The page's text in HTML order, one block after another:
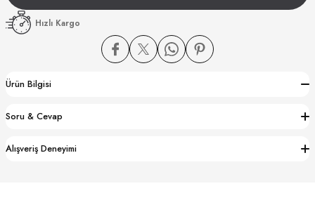
Hızlı Kargo
Ürün Bilgisi
Soru & Cevap
Alışveriş Deneyimi